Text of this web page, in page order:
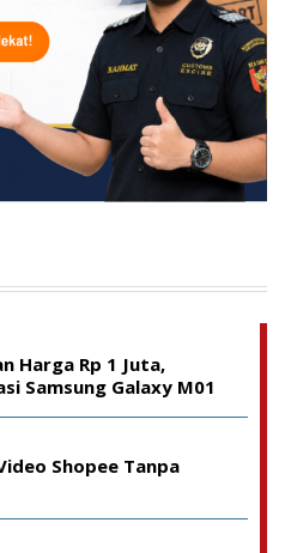
Harga Rp 1 Juta,
Samsung Galaxy M01
Shopee Tanpa